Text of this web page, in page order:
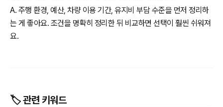
A. 주행 환경, 예산, 차량 이용 기간, 유지비 부담 수준을 먼저 정리하
는 게 좋아요. 조건을 명확히 정리한 뒤 비교하면 선택이 훨씬 쉬워져
요.
🏷️ 관련 키워드